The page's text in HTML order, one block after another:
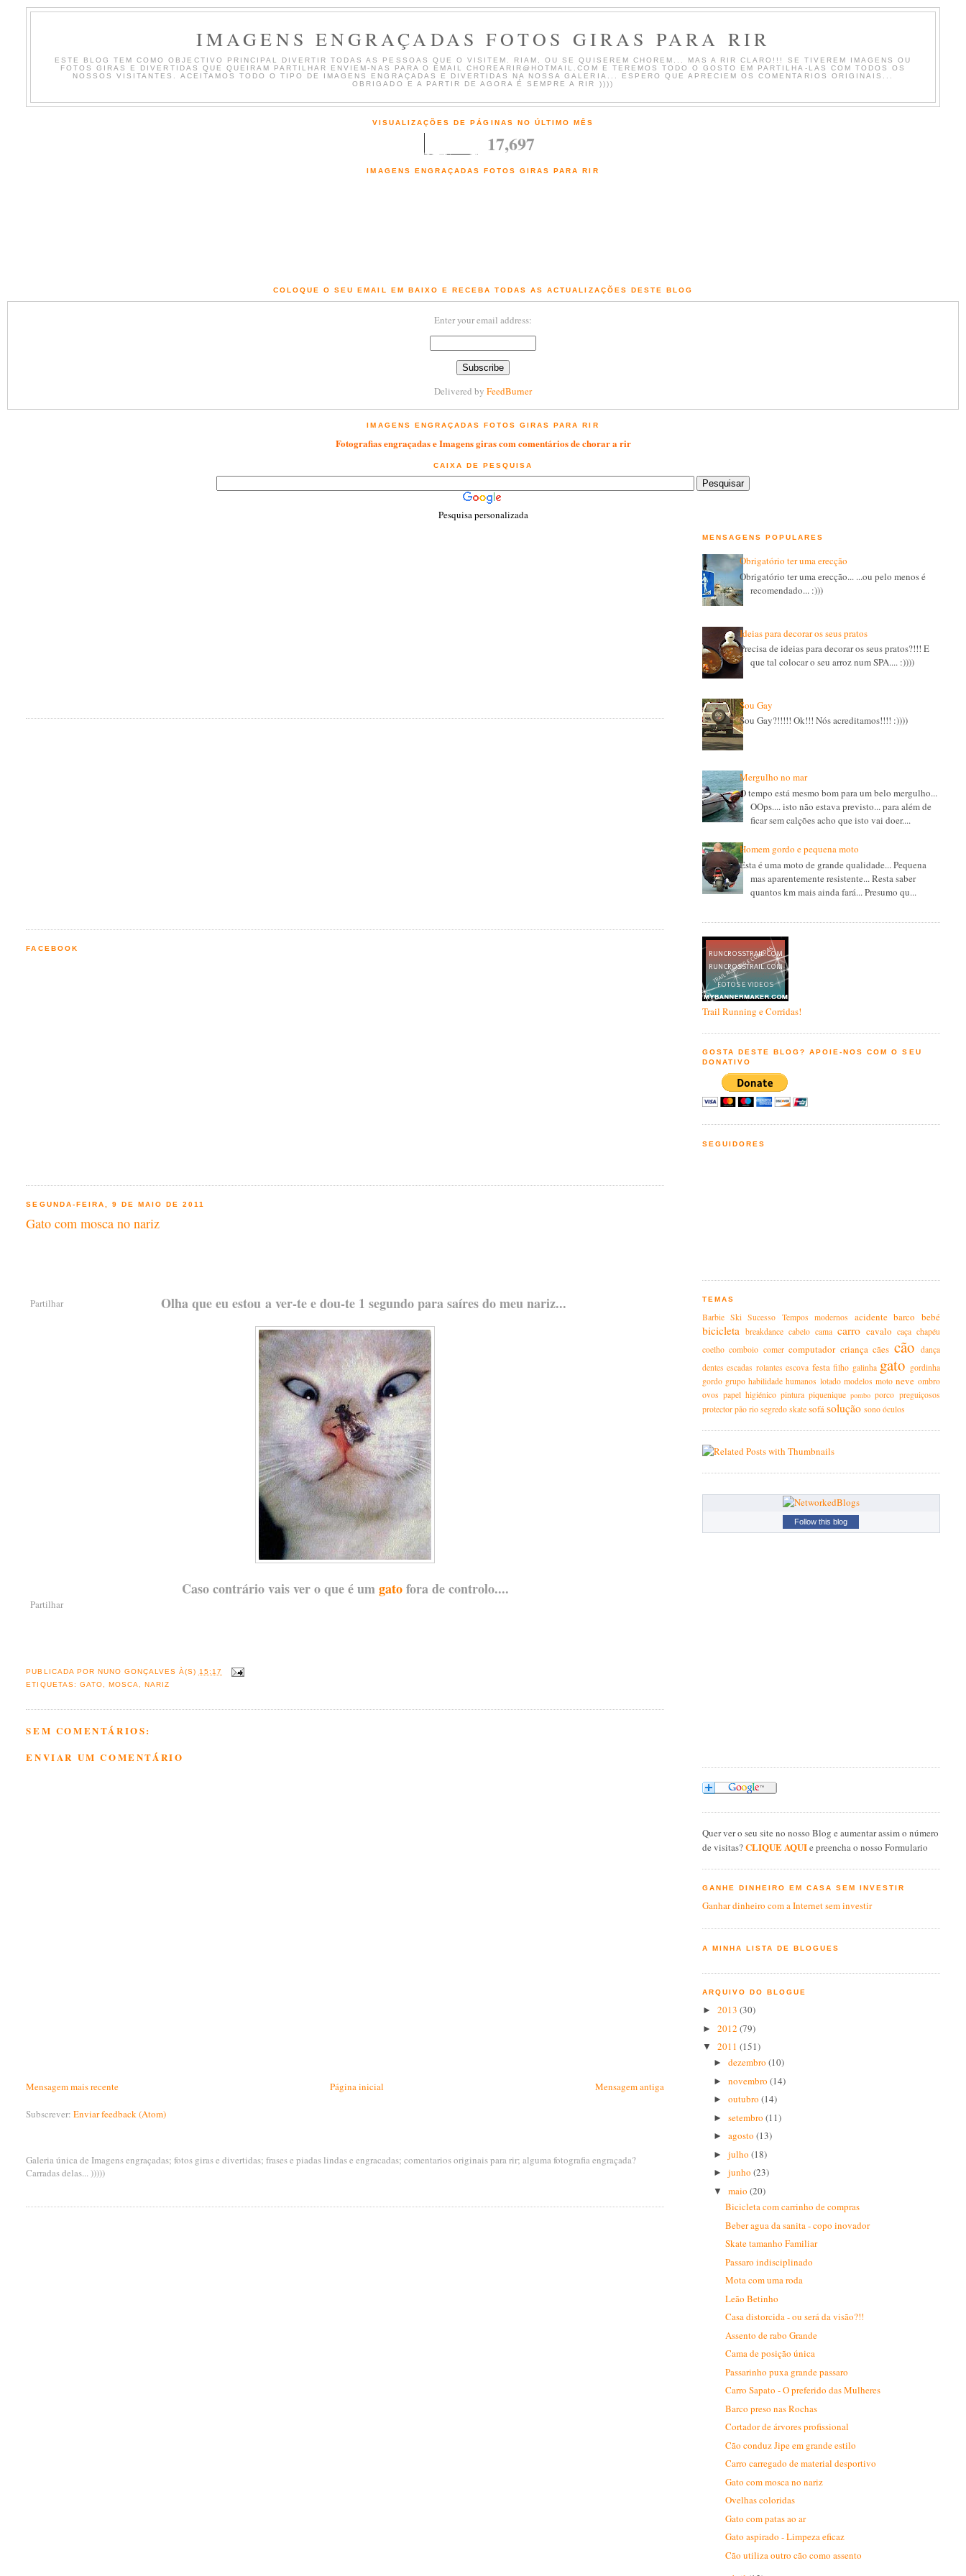
IMAGENS ENGRAÇADAS FOTOS GIRAS PARA RIR
ESTE BLOG TEM COMO OBJECTIVO PRINCIPAL DIVERTIR TODAS AS PESSOAS QUE O VISITEM. RIAM, OU SE QUISEREM CHOREM... MAS A RIR CLARO!!! SE TIVEREM IMAGENS OU
FOTOS GIRAS E DIVERTIDAS QUE QUEIRAM PARTILHAR ENVIEM-NAS PARA O EMAIL CHOREARIR@HOTMAIL.COM E TEREMOS TODO O GOSTO EM PARTILHA-LAS COM TODOS OS
NOSSOS VISITANTES. ACEITAMOS TODO O TIPO DE IMAGENS ENGRAÇADAS E DIVERTIDAS NA NOSSA GALERIA... ESPERO QUE APRECIEM OS COMENTARIOS ORIGINAIS...
OBRIGADO E A PARTIR DE AGORA É SEMPRE A RIR ))))
VISUALIZAÇÕES DE PÁGINAS NO ÚLTIMO MÊS
17,697
IMAGENS ENGRAÇADAS FOTOS GIRAS PARA RIR
COLOQUE O SEU EMAIL EM BAIXO E RECEBA TODAS AS ACTUALIZAÇÕES DESTE BLOG
Enter your email address:
Delivered by FeedBurner
IMAGENS ENGRAÇADAS FOTOS GIRAS PARA RIR
Fotografias engraçadas e Imagens giras com comentários de chorar a rir
CAIXA DE PESQUISA
Pesquisa personalizada
FACEBOOK
SEGUNDA-FEIRA, 9 DE MAIO DE 2011
Gato com mosca no nariz
Partilhar Olha que eu estou a ver-te e dou-te 1 segundo para saíres do meu nariz...
Caso contrário vais ver o que é umgatofora de controlo....
Partilhar
PUBLICADA POR NUNO GONÇALVES À(S) 15:17
ETIQUETAS: GATO, MOSCA, NARIZ
SEM COMENTÁRIOS:
ENVIAR UM COMENTÁRIO
Mensagem mais recente Mensagem antiga
Página inicial
Subscrever:Enviar feedback (Atom)
Galeria única de Imagens engraçadas; fotos giras e divertidas; frases e piadas lindas e engracadas; comentarios originais para rir; alguma fotografia engraçada?
Carradas delas... )))))
MENSAGENS POPULARES
Obrigatório ter uma erecção
Obrigatório ter uma erecção... ...ou pelo menos é
recomendado... :)))
Ideias para decorar os seus pratos
Precisa de ideias para decorar os seus pratos?!!! E
que tal colocar o seu arroz num SPA.... :))))
Sou Gay
Sou Gay?!!!!! Ok!!! Nós acreditamos!!!! :))))
Mergulho no mar
O tempo está mesmo bom para um belo mergulho...
OOps.... isto não estava previsto... para além de
ficar sem calções acho que isto vai doer....
Homem gordo e pequena moto
Esta é uma moto de grande qualidade... Pequena
mas aparentemente resistente... Resta saber
quantos km mais ainda fará... Presumo qu...
Trail Running e Corridas!
GOSTA DESTE BLOG? APOIE-NOS COM O SEU
DONATIVO
SEGUIDORES
TEMAS
Barbie Ski Sucesso Tempos modernos acidente barco bebé
bicicleta breakdance cabelo cama carro cavalo caça chapéu
coelho comboio comer computador criança cães cão dança
dentes escadas rolantes escova festa filho galinha gato gordinha
gordo grupo habilidade humanos lotado modelos moto neve ombro
ovos papel higiénico pintura piquenique pombo porco preguiçosos
protector pão rio segredo skate sofásolução sono óculos
Follow this blog
Quer ver o seu site no nosso Blog e aumentar assim o número
de visitas?CLIQUE AQUIe preencha o nosso Formulario
GANHE DINHEIRO EM CASA SEM INVESTIR
Ganhar dinheiro com a Internet sem investir
A MINHA LISTA DE BLOGUES
ARQUIVO DO BLOGUE
► 2013 (30)
► 2012 (79)
▼ 2011 (151)
►dezembro(10)
►novembro(14)
►outubro(14)
►setembro(11)
►agosto(13)
►julho(18)
►junho(23)
▼maio(20)
Bicicleta com carrinho de compras
Beber agua da sanita - copo inovador
Skate tamanho Familiar
Passaro indisciplinado
Mota com uma roda
Leão Betinho
Casa distorcida - ou será da visão?!!
Assento de rabo Grande
Cama de posição única
Passarinho puxa grande passaro
Carro Sapato - O preferido das Mulheres
Barco preso nas Rochas
Cortador de árvores profissional
Cão conduz Jipe em grande estilo
Carro carregado de material desportivo
Gato com mosca no nariz
Ovelhas coloridas
Gato com patas ao ar
Gato aspirado - Limpeza eficaz
Cão utiliza outro cão como assento